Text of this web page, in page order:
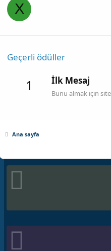
X
Geçerli ödüller
1 İlk Mesaj
Bunu almak için
Ana sayfa